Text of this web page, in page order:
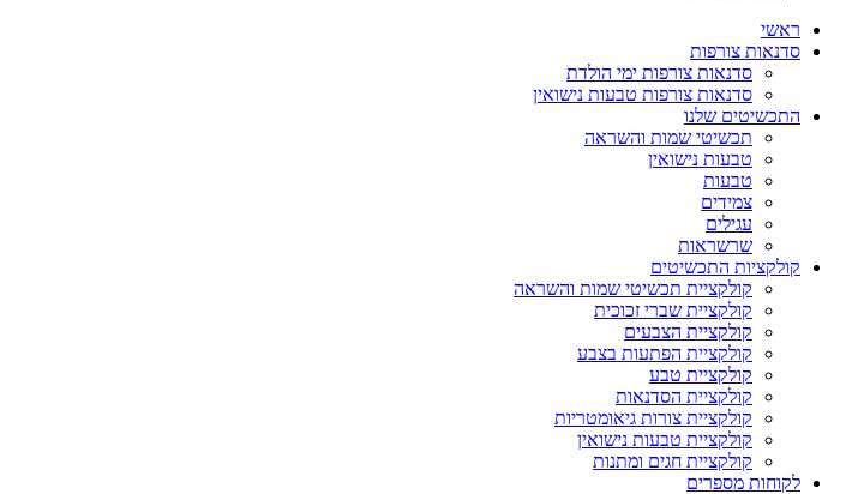
ראשי
סדנאות צורפות
סדנאות צורפות ימי הולדת
סדנאות צורפות טבעות נישואין
התכשיטים שלנו
תכשיטי שמות והשראה
טבעות נישואין
טבעות
צמידים
עגילים
שרשראות
קולקציות התכשיטים
קולקציית תכשיטי שמות והשראה
קולקציית שברי זכוכית
קולקציית הצבעים
קולקציית הפתעות בצבע
קולקציית טבע
קולקציית הסדנאות
קולקציית צורות גיאומטריות
קולקציית טבעות נישואין
קולקציית חגים ומתנות
לקוחות מספרים